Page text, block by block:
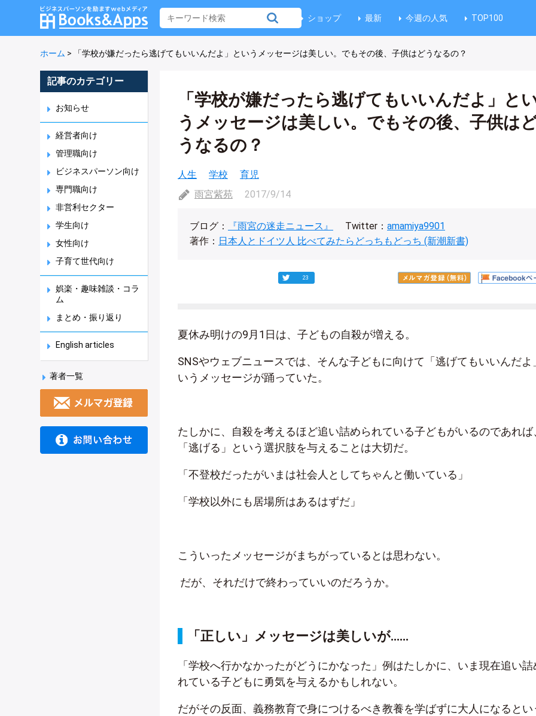
ショップ 最新 今週の人気 TOP100
ホーム > 「学校が嫌だったら逃げてもいいんだよ」というメッセージは美しい。でもその後、子供はどうなるの？
記事のカテゴリー
お知らせ
経営者向け
管理職向け
ビジネスパーソン向け
専門職向け
非営利セクター
学生向け
女性向け
子育て世代向け
娯楽・趣味雑談・コラ
ム
まとめ・振り返り
English articles
著者一覧
「学校が嫌だったら逃げてもいいんだよ」と
うメッセージは美しい。でもその後、子供は
うなるの？
人生 学校
育児
雨宮紫苑
2017/9/14
ブログ： 『雨宮の迷走ニュース』 Twitter： amamiya9901
著作： 日本人とドイツ人 比べてみたらどっちもどっち (新潮新書)
23
夏休み明けの9 月 1 日は、子どもの自殺が増える。
SNSやウェブニュースでは、そんな子どもに向けて「逃げてもいいんだよ
いうメッセージが踊っていた。
たしかに、自殺を考えるほど追い詰められている子どもがいるのであれば
「逃げる」という選択肢を与えることは大切だ。
「不登校だったがいまは社会人としてちゃんと働いている」
「学校以外にも居場所はあるはずだ」
こういったメッセージがまちがっているとは思わない。
だが、それだけで終わっていいのだろうか。
「正しい」メッセージは美しいが……
「学校へ行かなかったがどうにかなった」例はたしかに、いま現在追い詰
れている子どもに勇気を与えるかもしれない。
だがその反面、義務教育で身につけるべき教養を学ばずに大人になるとい